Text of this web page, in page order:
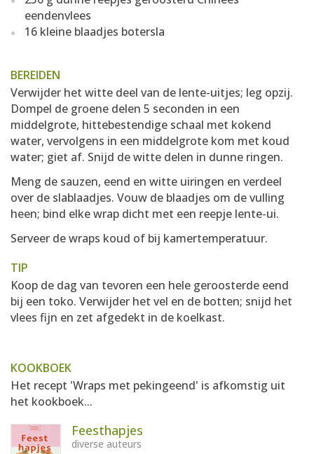
eendenvlees
16 kleine blaadjes botersla
BEREIDEN
Verwijder het witte deel van de lente-uitjes; leg opzij.
Dompel de groene delen 5 seconden in een
middelgrote, hittebestendige schaal met kokend
water, vervolgens in een middelgrote kom met koud
water; giet af. Snijd de witte delen in dunne ringen.
Meng de sauzen, eend en witte uiringen en verdeel
over de slablaadjes. Vouw de blaadjes om de vulling
heen; bind elke wrap dicht met een reepje lente-ui.
Serveer de wraps koud of bij kamertemperatuur.
TIP
Koop de dag van tevoren een hele geroosterde eend
bij een toko. Verwijder het vel en de botten; snijd het
vlees fijn en zet afgedekt in de koelkast.
KOOKBOEK
Het recept 'Wraps met pekingeend' is afkomstig uit
het kookboek...
Feesthapjes
diverse auteurs